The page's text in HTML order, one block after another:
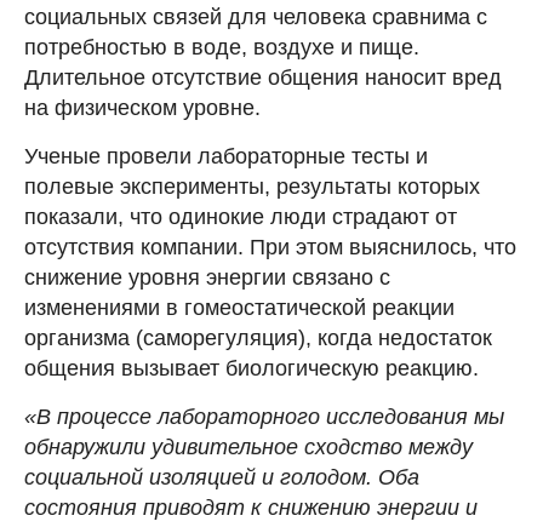
социальных связей для человека сравнима с
потребностью в воде, воздухе и пище.
Длительное отсутствие общения наносит вред
на физическом уровне.
Ученые провели лабораторные тесты и
полевые эксперименты, результаты которых
показали, что одинокие люди страдают от
отсутствия компании. При этом выяснилось, что
снижение уровня энергии связано с
изменениями в гомеостатической реакции
организма (саморегуляция), когда недостаток
общения вызывает биологическую реакцию.
«В процессе лабораторного исследования мы
обнаружили удивительное сходство между
социальной изоляцией и голодом. Оба
состояния приводят к снижению энергии и